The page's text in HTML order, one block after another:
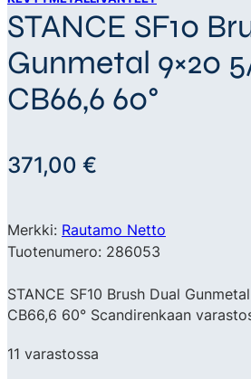
STANCE SF10
Gunmetal 9×20
CB66,6 60°
371,00 €
Merkki: Rautamo Netto
Tuotenumero: 286053
STANCE SF10 Brush Dual
CB66,6 60° Scandirenkaan
11 varastossa